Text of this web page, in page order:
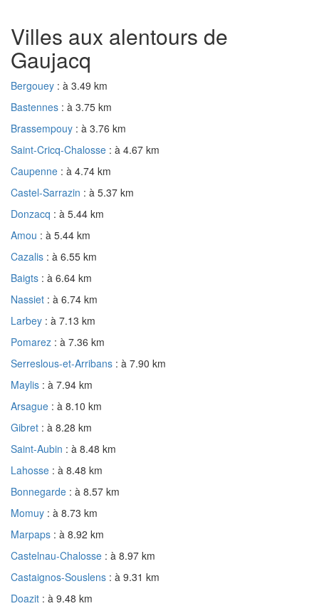
Villes aux alentours de
Gaujacq
Bergouey : à 3.49 km
Bastennes : à 3.75 km
Brassempouy : à 3.76 km
Saint-Cricq-Chalosse : à 4.67 km
Caupenne : à 4.74 km
Castel-Sarrazin : à 5.37 km
Donzacq : à 5.44 km
Amou : à 5.44 km
Cazalis : à 6.55 km
Baigts : à 6.64 km
Nassiet : à 6.74 km
Larbey : à 7.13 km
Pomarez : à 7.36 km
Serreslous-et-Arribans : à 7.90 km
Maylis : à 7.94 km
Arsague : à 8.10 km
Gibret : à 8.28 km
Saint-Aubin : à 8.48 km
Lahosse : à 8.48 km
Bonnegarde : à 8.57 km
Momuy : à 8.73 km
Marpaps : à 8.92 km
Castelnau-Chalosse : à 8.97 km
Castaignos-Souslens : à 9.31 km
Doazit : à 9.48 km